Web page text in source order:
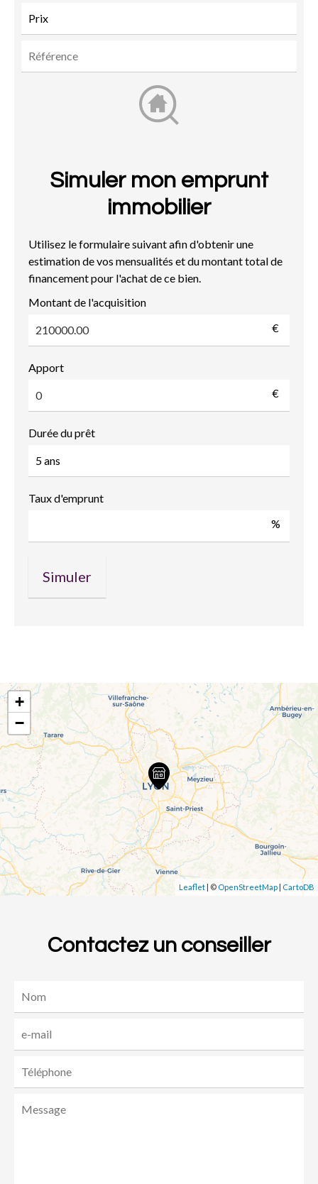
Simuler mon emprunt
immobilier
Utilisez le formulaire suivant afin d'obtenir une
estimation de vos mensualités et du montant total de
financement pour l'achat de ce bien.
Montant de l'acquisition
€
Apport
€
Durée du prêt
Taux d'emprunt
%
+
−
Leaflet| © OpenStreetMap | CartoDB
Contactez un conseiller